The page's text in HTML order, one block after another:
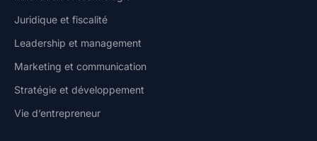
Juridique et fiscalité
Leadership et management
Marketing et communication
Stratégie et développement
Vie d’entrepreneur